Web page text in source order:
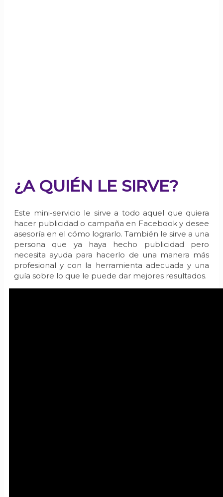
¿A QUIÉN LE SIRVE?
Este mini-servicio le sirve a todo aquel que quiera
hacer publicidad o campaña en Facebook y desee
asesoría en el cómo lograrlo. También le sirve a una
persona que ya haya hecho publicidad pero
necesita ayuda para hacerlo de una manera más
profesional y con la herramienta adecuada y una
guía sobre lo que le puede dar mejores resultados.